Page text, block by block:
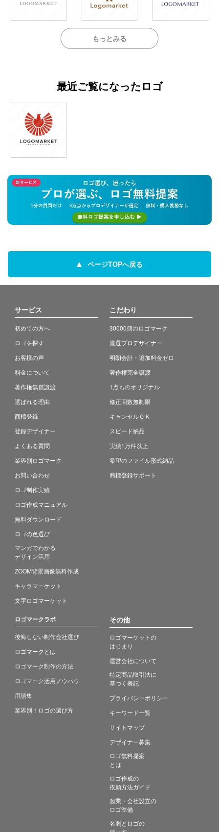
もっとみる
最近ご覧になったロゴ
ページTOPへ戻る
サービス
初めての方へ
ロゴを探す
お客様の声
料金について
著作権無償譲渡
選ばれる理由
商標登録
登録デザイナー
よくある質問
業界別ロゴマーク
お問い合わせ
ロゴ制作実績
ロゴ作成マニュアル
無料ダウンロード
ロゴの色選び
マンガでわかる
デザイン活用
ZOOM背景画像無料作成
キャラマーケット
文字ロゴマーケット
こだわり
30000個のロゴマーク
厳選プロデザイナー
明朗会計・追加料金ゼロ
著作権完全譲渡
1点ものオリジナル
修正回数無制限
キャンセルＯＫ
スピード納品
実績1万件以上
希望のファイル形式納品
商標登録サポート
ロゴマークラボ
後悔しない制作会社選び
ロゴマークとは
ロゴマーク制作の方法
ロゴマーク活用ノウハウ
用語集
業界別！ロゴの選び方
その他
ロゴマーケットの
はじまり
運営会社について
特定商品取引法に
基づく表記
プライバシーポリシー
キーワード一覧
サイトマップ
デザイナー募集
ロゴ無料提案
とは
ロゴ作成の
依頼方法ガイド
起業・会社設立の
ロゴ準備
名刺とロゴの